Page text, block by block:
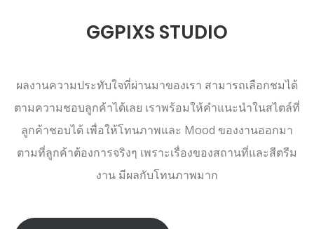
GGPIXS STUDIO
ผลงานความประทับใจที่ผ่านมาของเรา สามารถเลือกชมได้
ตามความชอบลูกค้าได้เลย เราพร้อมให้คำแนะนำในสไตล์ที่
ลูกค้าชอบได้ เพื่อให้โทนภาพและ Mood ของงานออกมา
ตามที่ลูกค้าต้องการจริงๆ เพราะเรื่องของสถานที่และสีตรีม
งาน มีผลกับโทนภาพมาก